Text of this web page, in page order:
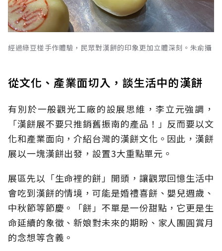
經過綠豆椪手作體驗，民眾對漢餅的印象更加立體深刻。朱俞攝
從文化、產業面切入，談生活中的漢餅
有別於一般觀光工廠的設展思維，李立元強調，
「漢餅展不要只推銷舊振南的產品！」反而要以文
化和產業面向，介紹台灣的漢餅文化。因此，漢餅
展以一塊漢餅出發，設置3大重點單元。
展區先以「生命裡的餅」開頭，讓觀眾回憶生活中
會吃到漢餅的情境，可能是婚禮喜餅、嬰兒週歲、
中秋節等節慶。「餅」不單是一份甜點，它更是生
命延續的象徵、新娘對未來的期盼、家人團圓賞月
的念想等含義。